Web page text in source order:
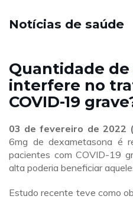
Notícias de saúde
Quantidade
interfere no
COVID-19
03 de fevereiro de 2022 (
6mg de dexametasona é
pacientes com COVID-19
alta poderia beneficiar
Estudo recente teve como